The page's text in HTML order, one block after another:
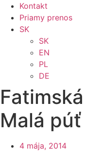
Kontakt
Priamy prenos
SK
SK
EN
PL
DE
Malá
4 mája, 2014